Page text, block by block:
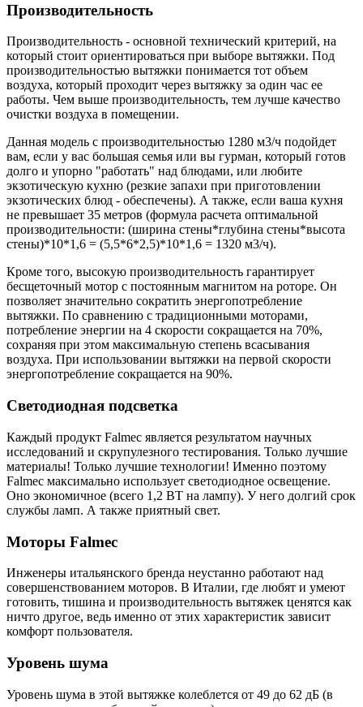
Производительность
Производительность - основной технический критерий, на
который стоит ориентироваться при выборе вытяжки. Под
производительностью вытяжки понимается тот объем
воздуха, который проходит через вытяжку за один час ее
работы. Чем выше производительность, тем лучше качество
очистки воздуха в помещении.
Данная модель с производительностью 1280 м3/ч подойдет
вам, если у вас большая семья или вы гурман, который готов
долго и упорно "работать" над блюдами, или любите
экзотическую кухню (резкие запахи при приготовлении
экзотических блюд - обеспечены). А также, если ваша кухня
не превышает 35 метров (формула расчета оптимальной
производительности: (ширина стены*глубина стены*высота
стены)*10*1,6 = (5,5*6*2,5)*10*1,6 = 1320 м3/ч).
Кроме того, высокую производительность гарантирует
бесщеточный мотор с постоянным магнитом на роторе. Он
позволяет значительно сократить энергопотребление
вытяжки. По сравнению с традиционными моторами,
потребление энергии на 4 скорости сокращается на 70%,
сохраняя при этом максимальную степень всасывания
воздуха. При использовании вытяжки на первой скорости
энергопотребление сокращается на 90%.
Светодиодная подсветка
Каждый продукт Falmec является результатом научных
исследований и скрупулезного тестирования. Только лучшие
материалы! Только лучшие технологии! Именно поэтому
Falmec максимально использует светодиодное освещение.
Оно экономичное (всего 1,2 ВТ на лампу). У него долгий срок
службы ламп. А также приятный свет.
Моторы Falmec
Инженеры итальянского бренда неустанно работают над
совершенствованием моторов. В Италии, где любят и умеют
готовить, тишина и производительность вытяжек ценятся как
ничто другое, ведь именно от этих характеристик зависит
комфорт пользователя.
Уровень шума
Уровень шума в этой вытяжке колеблется от 49 до 62 дБ (в